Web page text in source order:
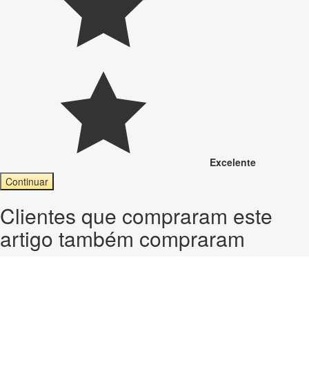
Excelente
Continuar
Clientes que compraram este
artigo também compraram